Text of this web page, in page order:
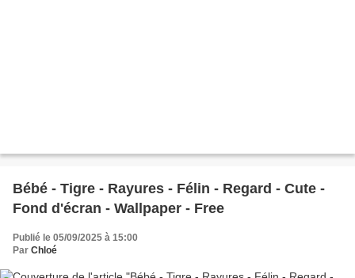
Bébé - Tigre - Rayures - Félin - Regard - Cute -
Fond d'écran - Wallpaper - Free
Publié le 05/09/2025 à 15:00
Par Chloé